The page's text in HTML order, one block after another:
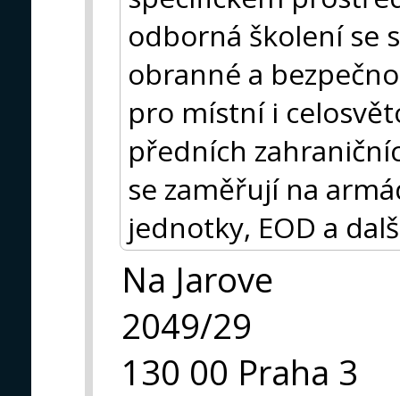
odborná školení se
obranné a
pro místní i
předních
se zaměřují na
jednotky, EOD a
Na Jarove
2049/29
130 00 Praha 3